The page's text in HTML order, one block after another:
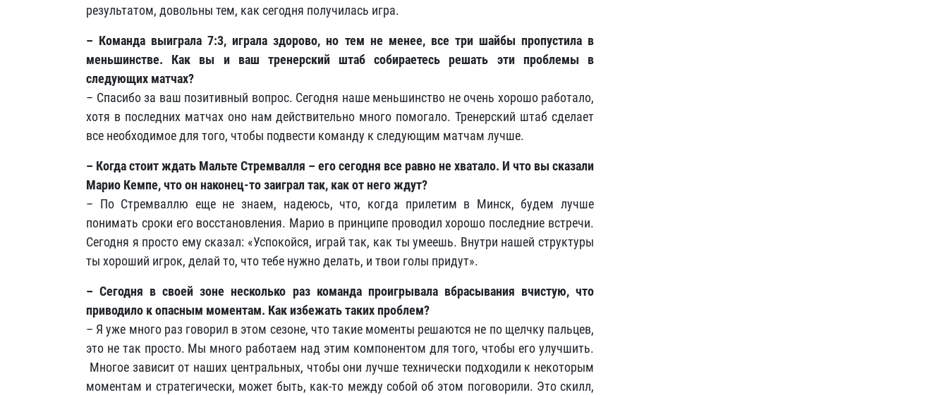
результатом, довольны тем, как сегодня получилась игра.
– Команда выиграла 7:3, играла здорово, но тем не менее, все три шайбы пропустила в
меньшинстве. Как вы и ваш тренерский штаб собираетесь решать эти проблемы в
следующих матчах?
– Спасибо за ваш позитивный вопрос. Сегодня наше меньшинство не очень хорошо работало,
хотя в последних матчах оно нам действительно много помогало. Тренерский штаб сделает
все необходимое для того, чтобы подвести команду к следующим матчам лучше.
– Когда стоит ждать Мальте Стремвалля – его сегодня все равно не хватало. И что вы сказали
Марио Кемпе, что он наконец-то заиграл так, как от него ждут?
– По Стремваллю еще не знаем, надеюсь, что, когда прилетим в Минск, будем лучше
понимать сроки его восстановления. Марио в принципе проводил хорошо последние встречи.
Сегодня я просто ему сказал: «Успокойся, играй так, как ты умеешь. Внутри нашей структуры
ты хороший игрок, делай то, что тебе нужно делать, и твои голы придут».
– Сегодня в своей зоне несколько раз команда проигрывала вбрасывания вчистую, что
приводило к опасным моментам. Как избежать таких проблем?
– Я уже много раз говорил в этом сезоне, что такие моменты решаются не по щелчку пальцев,
это не так просто. Мы много работаем над этим компонентом для того, чтобы его улучшить.
Многое зависит от наших центральных, чтобы они лучше технически подходили к некоторым
моментам и стратегически, может быть, как-то между собой об этом поговорили. Это скилл,